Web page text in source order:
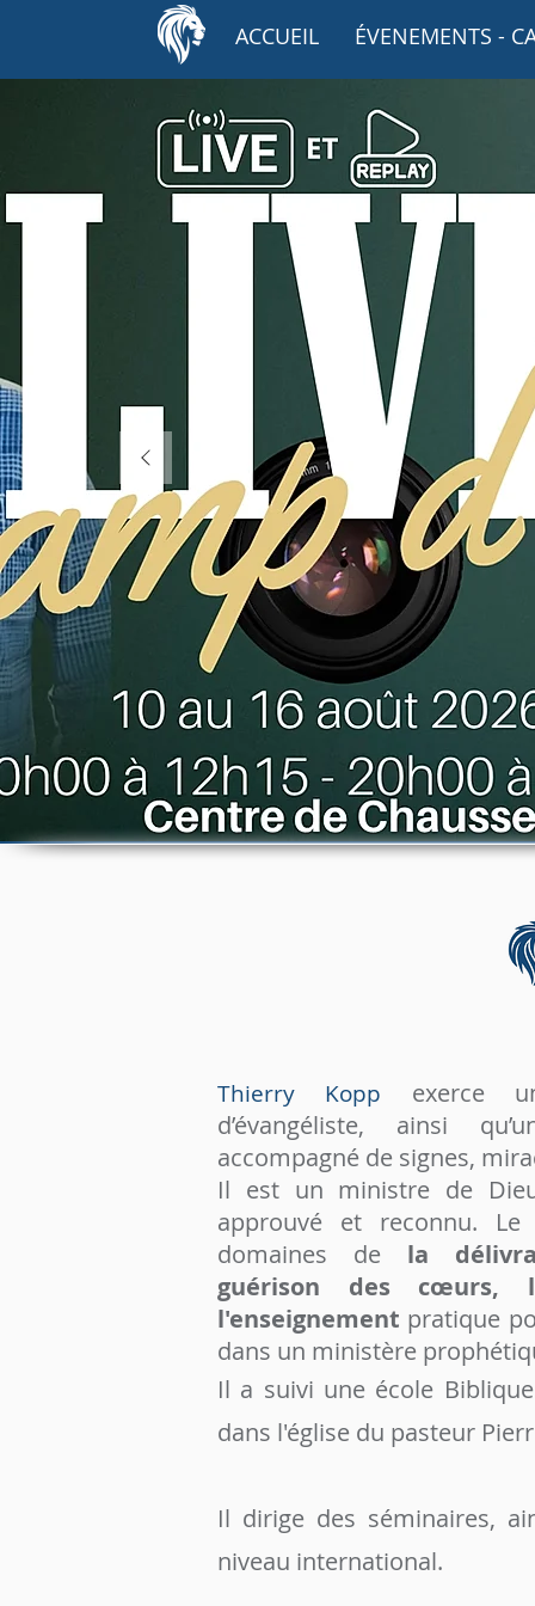
ACCUEIL ÉVENEMENTS -
Thierry Kopp exerce
d’évangéliste, ainsi
accompagné de signes,
Il est un ministre de
approuvé et reconnu.
domaines de la
guérison des cœurs,
l'enseignement pratique
dans un ministère
Il a suivi une école Biblique
dans l'église du pasteur
Il dirige des séminaires,
niveau international.